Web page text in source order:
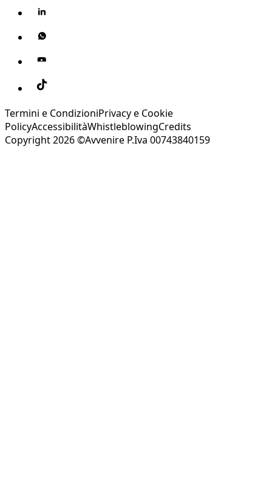
Termini e CondizioniPrivacy e Cookie
PolicyAccessibilitàWhistleblowingCredits
Copyright 2026 ©Avvenire P.Iva 00743840159